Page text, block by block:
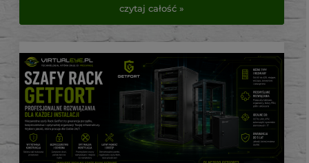
czytaj całość »